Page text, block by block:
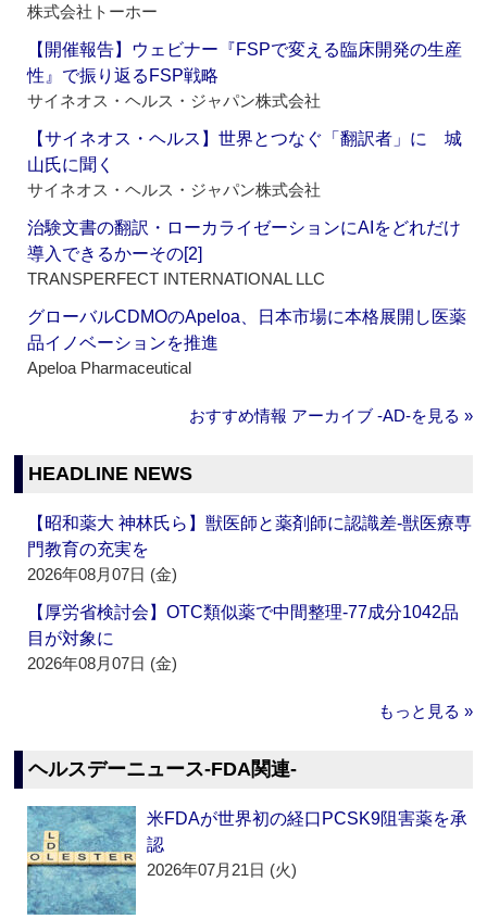
株式会社トーホー
【開催報告】ウェビナー『FSPで変える臨床開発の生産
性』で振り返るFSP戦略
サイネオス・ヘルス・ジャパン株式会社
【サイネオス・ヘルス】世界とつなぐ「翻訳者」に 城
山氏に聞く
サイネオス・ヘルス・ジャパン株式会社
治験文書の翻訳・ローカライゼーションにAIをどれだけ
導入できるかーその[2]
TRANSPERFECT INTERNATIONAL LLC
グローバルCDMOのApeloa、日本市場に本格展開し医薬
品イノベーションを推進
Apeloa Pharmaceutical
おすすめ情報 アーカイブ ‐AD‐を見る »
HEADLINE NEWS
【昭和薬大 神林氏ら】獣医師と薬剤師に認識差‐獣医療専
門教育の充実を
2026年08月07日 (金)
【厚労省検討会】OTC類似薬で中間整理‐77成分1042品
目が対象に
2026年08月07日 (金)
もっと見る »
ヘルスデーニュース‐FDA関連‐
米FDAが世界初の経口PCSK9阻害薬を承
認
2026年07月21日 (火)